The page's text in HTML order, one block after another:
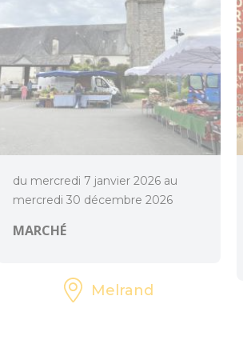
du mercredi 7 janvier 2026 au
mercredi 30 décembre 2026
MARCHÉ
Melrand